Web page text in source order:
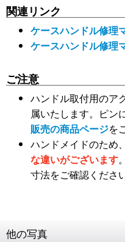
関連リンク
ケースハンドル修理
ケースハンドル修理
ご注意
ハンドル取付用のア
属いたします。ピン
販売の商品ページを
ハンドメイドのため、
な違いがございます
寸法をご確認ください
他の写真